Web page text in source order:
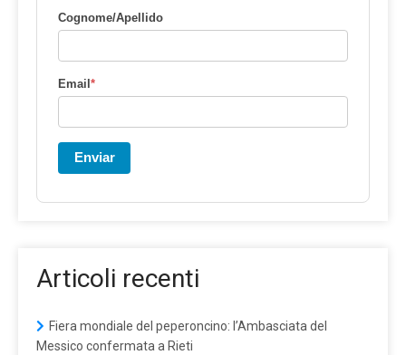
Cognome/Apellido
Email*
Enviar
Articoli recenti
Fiera mondiale del peperoncino: l’Ambasciata del
Messico confermata a Rieti